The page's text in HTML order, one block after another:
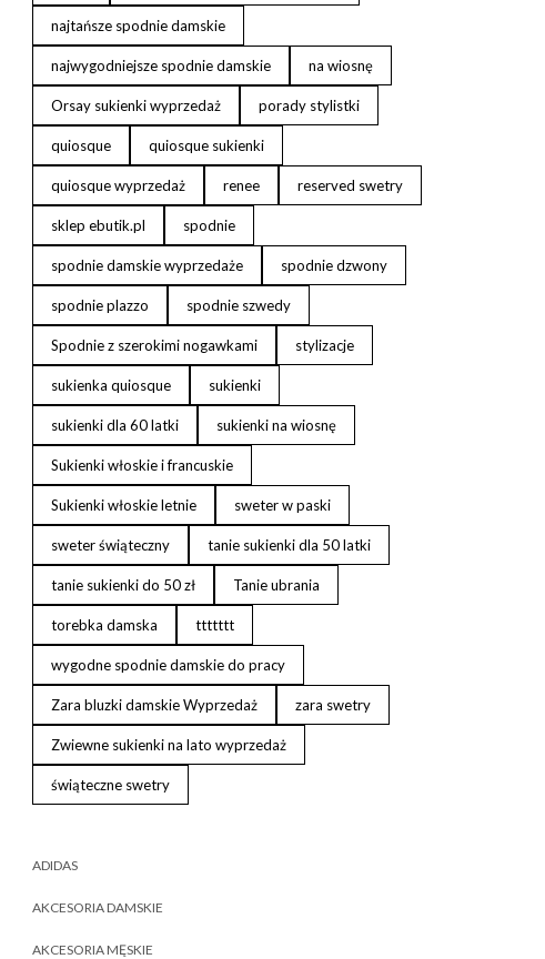
najtańsze spodnie damskie
najwygodniejsze spodnie damskie na wiosnę
Orsay sukienki wyprzedaż porady stylistki
quiosque quiosque sukienki
quiosque wyprzedaż renee reserved swetry
sklep ebutik.pl spodnie
spodnie damskie wyprzedaże spodnie dzwony
spodnie plazzo spodnie szwedy
Spodnie z szerokimi nogawkami stylizacje
sukienka quiosque sukienki
sukienki dla 60 latki sukienki na wiosnę
Sukienki włoskie i francuskie
Sukienki włoskie letnie sweter w paski
sweter świąteczny tanie sukienki dla 50 latki
tanie sukienki do 50 zł Tanie ubrania
torebka damska ttttttt
wygodne spodnie damskie do pracy
Zara bluzki damskie Wyprzedaż zara swetry
Zwiewne sukienki na lato wyprzedaż
świąteczne swetry
ADIDAS
AKCESORIA DAMSKIE
AKCESORIA MĘSKIE